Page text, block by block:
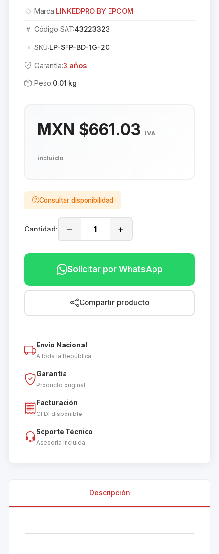
Marca:LINKEDPRO BY EPCOM
Código SAT:43223323
SKU:LP-SFP-BD-1G-20
Garantía:3 años
Peso:0.01 kg
MXN $661.03 IVA
incluido
Consultar disponibilidad
Cantidad: − +
Solicitar por WhatsApp
Compartir producto
Envío Nacional
A toda la República
Garantía
Producto original
Facturación
CFDI disponible
Soporte Técnico
Asesoría incluida
Descripción